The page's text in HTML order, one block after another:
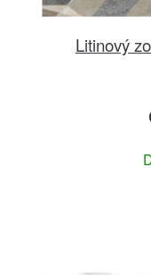
Litinový